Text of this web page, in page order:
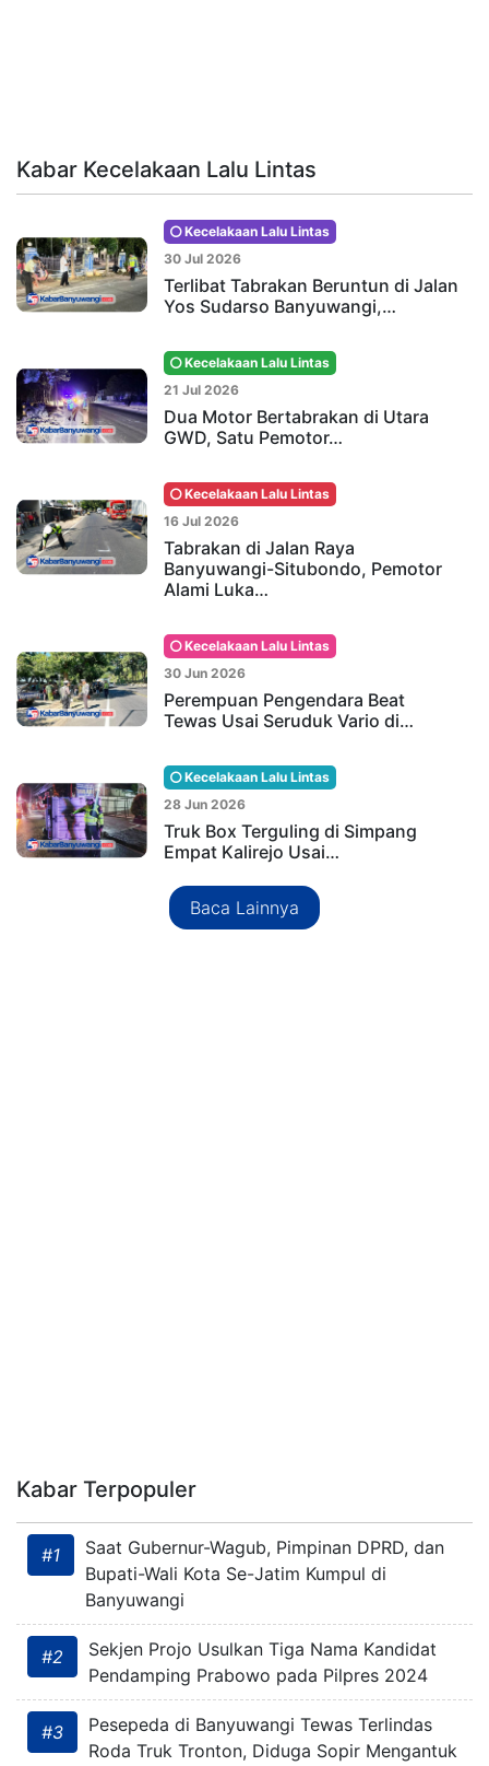
Kabar Kecelakaan Lalu Lintas
Kecelakaan Lalu Lintas
30 Jul 2026
Terlibat Tabrakan Beruntun di Jalan
Yos Sudarso Banyuwangi,…
Kecelakaan Lalu Lintas
21 Jul 2026
Dua Motor Bertabrakan di Utara
GWD, Satu Pemotor…
Kecelakaan Lalu Lintas
16 Jul 2026
Tabrakan di Jalan Raya
Banyuwangi-Situbondo, Pemotor
Alami Luka…
Kecelakaan Lalu Lintas
30 Jun 2026
Perempuan Pengendara Beat
Tewas Usai Seruduk Vario di…
Kecelakaan Lalu Lintas
28 Jun 2026
Truk Box Terguling di Simpang
Empat Kalirejo Usai…
Baca Lainnya
Kabar Terpopuler
#1
Saat Gubernur-Wagub, Pimpinan DPRD, dan
Bupati-Wali Kota Se-Jatim Kumpul di
Banyuwangi
#2
Sekjen Projo Usulkan Tiga Nama Kandidat
Pendamping Prabowo pada Pilpres 2024
#3
Pesepeda di Banyuwangi Tewas Terlindas
Roda Truk Tronton, Diduga Sopir Mengantuk